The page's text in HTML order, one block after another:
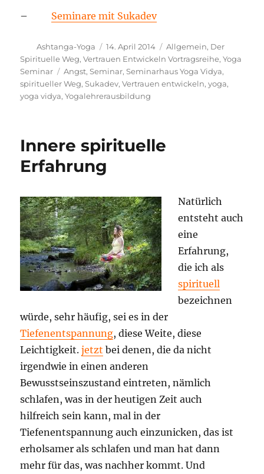
– Seminare mit Sukadev
Autor
Ashtanga-Yoga
Veröffentlicht
am
14. April 2014 Kategorien
Allgemein, Der
Spirituelle Weg,Vertrauen Entwickeln Vortragsreihe,Yoga
Seminar
Schlagwörter
Angst,Seminar,Seminarhaus Yoga Vidya,
spiritueller Weg,Sukadev,Vertrauen entwickeln,yoga,
yoga vidya,Yogalehrerausbildung
Innere spirituelle
Erfahrung
Natürlich
entsteht auch
eine
Erfahrung,
die ich als
spirituell
bezeichnen
würde, sehr häufig, sei es in der
Tiefenentspannung, diese Weite, diese
Leichtigkeit.jetzt bei denen, die da nicht
irgendwie in einen anderen
Bewusstseinszustand eintreten, nämlich
schlafen, was in der heutigen Zeit auch
hilfreich sein kann, mal in der
Tiefenentspannung auch einzunicken, das ist
erholsamer als schlafen und man hat dann
mehr für das, was nachher kommt. Und